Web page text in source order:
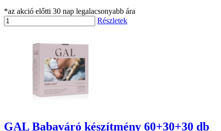
*az akció előtti 30 nap legalacsonyabb ára
Részletek
GAL Babaváró készítmény 60+30+30 db